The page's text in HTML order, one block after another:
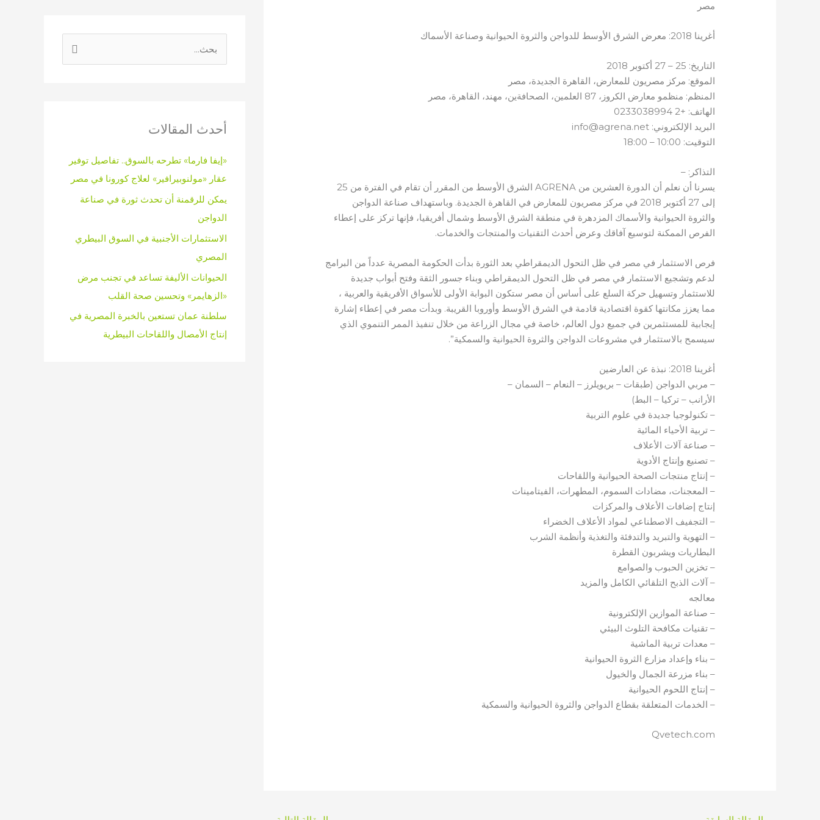
مصر
أغرينا 2018: معرض الشرق الأوسط للدواجن والثروة الحيوانية وصناعة الأسماك
التاريخ: 25 – 27 أكتوبر 2018
الموقع: مركز مصريون للمعارض، القاهرة الجديدة، مصر
المنظم: منظمو معارض الكروز، 87 العلمين، الصحافةين، مهند، القاهرة، مصر
الهاتف: +2 0233038994
البريد الإلكتروني: info@agrena.net
التوقيت: 10:00 – 18:00
التذاكر: –
يسرنا أن نعلم أن الدورة العشرين من AGRENA الشرق الأوسط من المقرر أن تقام في الفترة من 25
إلى 27 أكتوبر 2018 في مركز مصريون للمعارض في القاهرة الجديدة. وباستهداف صناعة الدواجن
والثروة الحيوانية والأسماك المزدهرة في منطقة الشرق الأوسط وشمال أفريقيا، فإنها تركز على إعطاء
الفرص الممكنة لتوسيع آفاقك وعرض أحدث التقنيات والمنتجات والخدمات.
فرص الاستثمار في مصر في ظل التحول الديمقراطي بعد الثورة بدأت الحكومة المصرية عدداً من البرامج
لدعم وتشجيع الاستثمار في مصر في ظل التحول الديمقراطي وبناء جسور الثقة وفتح أبواب جديدة
للاستثمار وتسهيل حركة السلع على أساس أن مصر ستكون البوابة الأولى للأسواق الأفريقية والعربية ،
مما يعزز مكانتها كقوة اقتصادية قادمة في الشرق الأوسط وأوروبا القريبة. وبدأت مصر في إعطاء إشارة
إيجابية للمستثمرين في جميع دول العالم، خاصة في مجال الزراعة من خلال تنفيذ الممر التنموي الذي
سيسمح بالاستثمار في مشروعات الدواجن والثروة الحيوانية والسمكية”.
أغرينا 2018: نبذة عن العارضين
– مربي الدواجن (طبقات – بريويلرز – النعام – السمان –
الأرانب – تركيا – البط)
– تكنولوجيا جديدة في علوم التربية
– تربية الأحياء المائية
– صناعة آلات الأعلاف
– تصنيع وإنتاج الأدوية
– إنتاج منتجات الصحة الحيوانية واللقاحات
– المعجنات، مضادات السموم، المطهرات، الفيتامينات
إنتاج إضافات الأعلاف والمركزات
– التجفيف الاصطناعي لمواد الأعلاف الخضراء
– التهوية والتبريد والتدفئة والتغذية وأنظمة الشرب
البطاريات ويشربون القطرة
– تخزين الحبوب والصوامع
– آلات الذبح التلقائي الكامل والمزيد
معالجه
– صناعة الموازين الإلكترونية
– تقنيات مكافحة التلوث البيئي
– معدات تربية الماشية
– بناء وإعداد مزارع الثروة الحيوانية
– بناء مزرعة الجمال والخيول
– إنتاج اللحوم الحيوانية
– الخدمات المتعلقة بقطاع الدواجن والثروة الحيوانية والسمكية
Qvetech.com
ث
ن
:
أحدث المقالات
«إيفا فارما» تطرحه بالسوق.. تفاصيل توفير
عقار «مولنوبيرافير» لعلاج كورونا في مصر
يمكن للرقمنة أن تحدث ثورة في صناعة
الدواجن
الاستثمارات الأجنبية في السوق البيطري
المصري
الحيوانات الأليفة تساعد في تجنب مرض
«الزهايمر» وتحسين صحة القلب
سلطنة عمان تستعين بالخبرة المصرية في
إنتاج الأمصال واللقاحات البيطرية